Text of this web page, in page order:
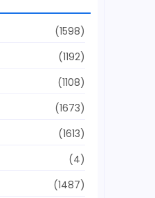
(1598)
(1192)
(1108)
(1673)
(1613)
(4)
(1487)